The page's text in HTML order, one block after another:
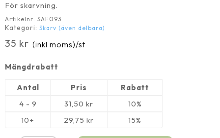
För skarvning.
Artikelnr: SAF093
Kategori: Skarv (även delbara)
35 kr (inkl moms)/st
Mängdrabatt
Antal Pris
Rabatt
4 - 9
31,50 kr
10%
10+
29,75 kr 15%